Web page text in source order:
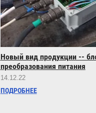
Новый вид продукции --
преобразования питания
14.12.22
ПОДРОБНЕЕ